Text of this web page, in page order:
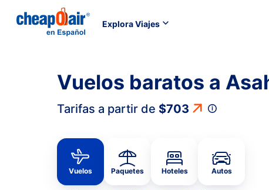
Explora Viajes
Vuelos baratos a
Tarifas a partir de $703
Vuelos Paquetes Hoteles Autos